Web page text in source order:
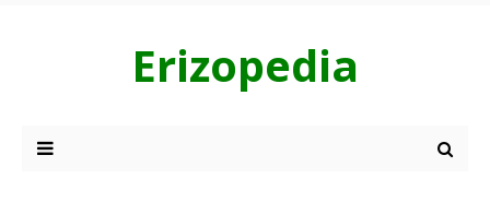
Erizopedia